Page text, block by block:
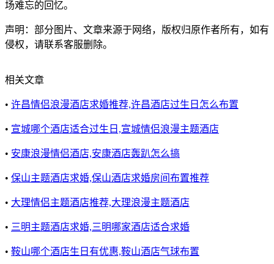
场难忘的回忆。
声明：部分图片、文章来源于网络，版权归原作者所有，如有
侵权，请联系客服删除。
相关文章
• 许昌情侣浪漫酒店求婚推荐,许昌酒店过生日怎么布置
• 宣城哪个酒店适合过生日,宣城情侣浪漫主题酒店
• 安康浪漫情侣酒店,安康酒店轰趴怎么搞
• 保山主题酒店求婚,保山酒店求婚房间布置推荐
• 大理情侣主题酒店推荐,大理浪漫主题酒店
• 三明主题酒店求婚,三明哪家酒店适合求婚
• 鞍山哪个酒店生日有优惠,鞍山酒店气球布置